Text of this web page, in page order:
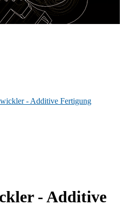
- Additive Fertigung
- Additive